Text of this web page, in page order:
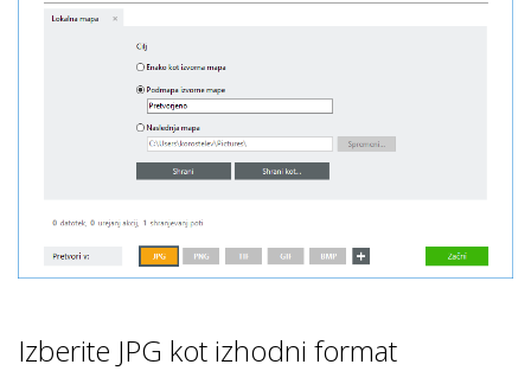
Izberite JPG kot izhodni format